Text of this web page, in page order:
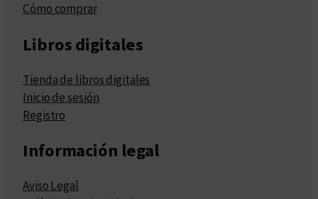
Cómo comprar
Libros digitales
Tienda de libros digitales
Inicio de sesión
Registro
Información legal
Aviso Legal